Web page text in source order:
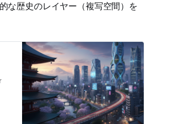
な歴史のレイヤー（複写空間）を